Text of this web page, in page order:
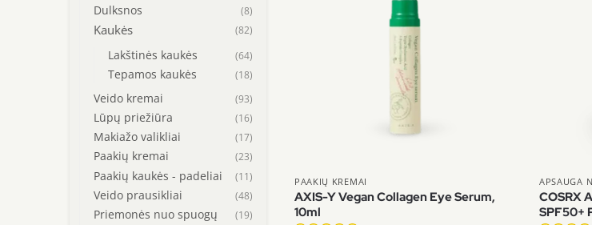
PAAKIŲ KREMAI
AXIS-Y Vegan Collagen Eye Serum,
10ml
APSAUGA
COSRX
SPF50+
Dulksnos (8)
Kaukės (82)
Lakštinės kaukės (64)
Tepamos kaukės (18)
Veido kremai (93)
Lūpų priežiūra (16)
Makiažo valikliai (17)
Paakių kremai (23)
Paakių kaukės - padeliai (11)
Veido prausikliai (48)
Priemonės nuo spuogų (19)